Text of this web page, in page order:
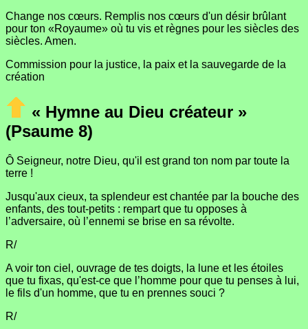
Change nos cœurs. Remplis nos cœurs d'un désir brûlant
pour ton «Royaume» où tu vis et règnes pour les siècles des
siècles. Amen.
Commission pour la justice, la paix et la sauvegarde de la
création
« Hymne au Dieu créateur »
(Psaume 8)
Ô Seigneur, notre Dieu, qu'il est grand ton nom par toute la
terre !
Jusqu'aux cieux, ta splendeur est chantée par la bouche des
enfants, des tout-petits : rempart que tu opposes à
l’adversaire, où l’ennemi se brise en sa révolte.
R/
A voir ton ciel, ouvrage de tes doigts, la lune et les étoiles
que tu fixas, qu'est-ce que l’homme pour que tu penses à lui,
le fils d'un homme, que tu en prennes souci ?
R/